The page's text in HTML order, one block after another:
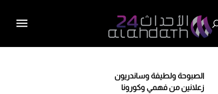
الصبوحة ولطيفة وساندريون
زعلانين من فهمي وكورونا